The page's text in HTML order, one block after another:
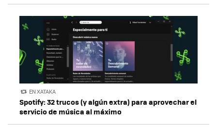
EN XATAKA
Spotify: 32 trucos (y algún extra) para aprovechar el
servicio de música al máximo